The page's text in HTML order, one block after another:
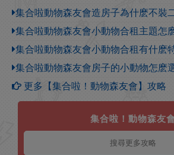
集合啦動物森友會造房子為什麽不裝
集合啦動物森友會小動物合租主題怎
集合啦動物森友會小動物合租有什麽
集合啦動物森友會房子的小動物怎麽
更多【集合啦！動物森友會】攻略
集合啦！動物森友